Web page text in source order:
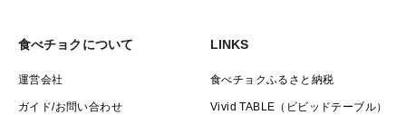
食べチョクについて
運営会社
ガイド/お問い合わせ
LINKS
食べチョクふるさと納税
Vivid TABLE（ビビッドテーブル）